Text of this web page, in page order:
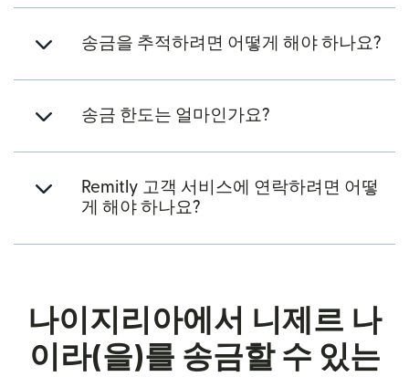
송금을 추적하려면 어떻게 해야 하나요?
송금 한도는 얼마인가요?
Remitly 고객 서비스에 연락하려면 어떻
게 해야 하나요?
나이지리아에서 니제르 나
이라(을)를 송금할 수 있는